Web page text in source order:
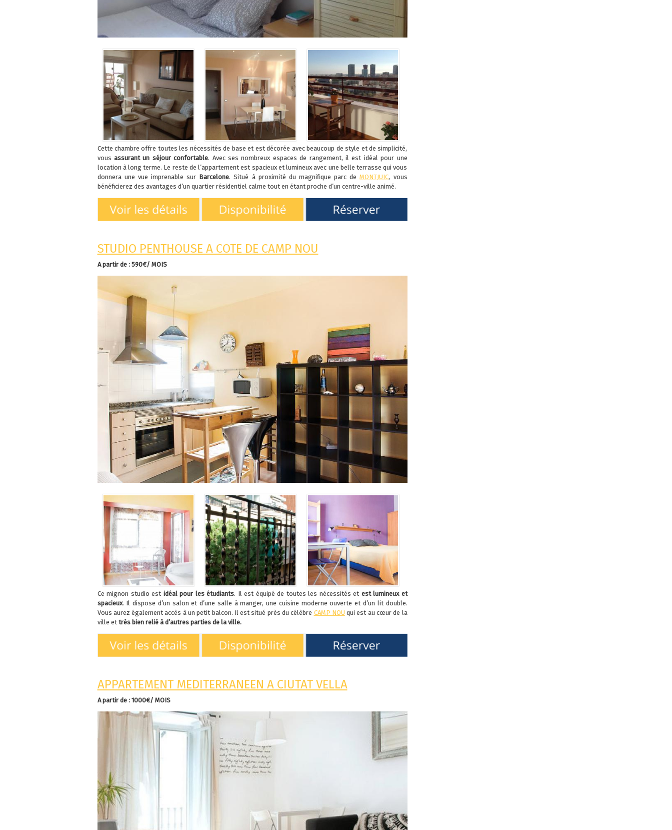
Cette chambre offre toutes les nécessités de base et est décorée avec beaucoup de style et de simplicité,
vous assurant un séjour confortable. Avec ses nombreux espaces de rangement, il est idéal pour une
location à long terme. Le reste de l’appartement est spacieux et lumineux avec une belle terrasse qui vous
donnera une vue imprenable sur Barcelone. Situé à proximité du magnifique parc deMONTJUIC, vous
bénéficierez des avantages d’un quartier résidentiel calme tout en étant proche d’un centre-ville animé.
STUDIO PENTHOUSE A COTE DE CAMP NOU
A partir de : 590€/ MOIS
Ce mignon studio est idéal pour les étudiants. Il est équipé de toutes les nécessités et est lumineux et
spacieux. Il dispose d’un salon et d’une salle à manger, une cuisine moderne ouverte et d’un lit double.
Vous aurez également accès à un petit balcon. Il est situé près du célèbre CAMP NOU qui est au cœur de la
ville et très bien relié à d’autres parties de la ville.
APPARTEMENT MEDITERRANEEN A CIUTAT VELLA
A partir de : 1000€/ MOIS